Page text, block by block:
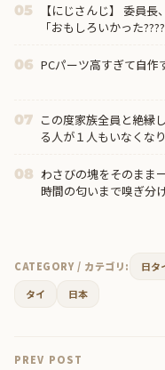
05
【にじさんじ】 委員
「おもしろいかった????
06 PCパーツ高すぎて自作
07 この度家族全員と絶縁
る人が１人もいなくな
08 わさびの塊をそのまま
時間の匂いまで嗅ぎ分
CATEGORY / カテゴリ: 日タ
タイ
日本
PREV POST